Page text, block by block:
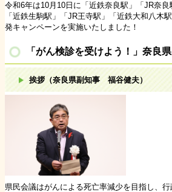
令和6年は10月10日に「近鉄奈良駅」「JR奈良
「近鉄生駒駅」「JR王寺駅」「近鉄大和八木
発キャンペーンを実施いたしました！
「がん検診を受けよう！」奈良
挨拶（奈良県副知事 福谷健夫）
県民会議はがんによる死亡率減少を目指し、